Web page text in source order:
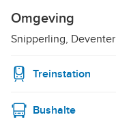
Omgeving
Snipperling, Deventer
Treinstation
Bushalte